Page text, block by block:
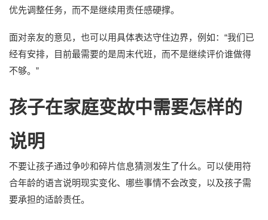
优先调整任务，而不是继续用责任感硬撑。
面对亲友的意见，也可以用具体表达守住边界，例如：“我们已
经有安排，目前最需要的是周末代班，而不是继续评价谁做得
不够。”
孩子在家庭变故中需要怎样的
说明
不要让孩子通过争吵和碎片信息猜测发生了什么。可以使用符
合年龄的语言说明现实变化、哪些事情不会改变，以及孩子需
要承担的适龄责任。